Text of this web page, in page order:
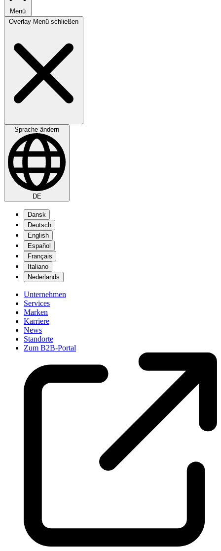
Menü
Overlay-Menü schließen
Sprache ändern
DE
Dansk
Deutsch
English
Español
Français
Italiano
Nederlands
Unternehmen
Services
Marken
Karriere
News
Standorte
Zum B2B-Portal